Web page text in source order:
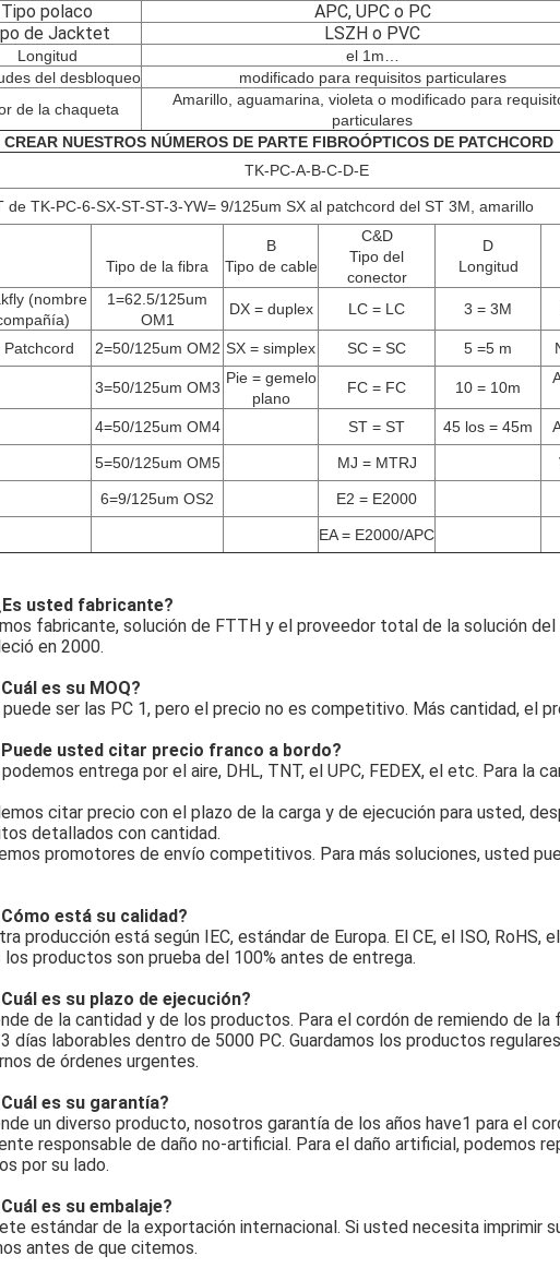
Tipo polaco
APC, UPC o PC
de Jacktet
LSZH o PVC
Longitud
el 1m…
del desbloqueo
modificado para requisitos particulares
de la chaqueta
Amarillo, aguamarina, violeta o modificado para
particulares
NUESTROS NÚMEROS DE PARTE FIBROÓPTICOS DE PATCHCORD
TK-PC-A-B-C-D-E
de TK-PC-6-SX-ST-ST-3-YW= 9/125um SX al patchcord del ST 3M, amarillo
Tipo de la fibra
B
Tipo de cable
C&D
Tipo del
conector
D
Longitud
(nombre
1=62.5/125um
OM1
DX = duplex LC = LC 3 = 3M
Patchcord 2=50/125um OM2 SX = simplex SC = SC 5 =5 m
3=50/125um OM3
Pie = gemelo
plano
FC = FC 10 = 10m
4=50/125um OM4
ST = ST 45 los = 45m
5=50/125um OM5 MJ = MTRJ
6=9/125um OS2 E2 = E2000
EA = E2000/APC
usted fabricante?
fabricante, solución de FTTH y el proveedor total de la solución del
en 2000.
es su MOQ?
puede ser las PC 1, pero el precio no es competitivo. Más cantidad, el
usted citar precio franco a bordo?
podemos entrega por el aire, DHL, TNT, el UPC, FEDEX, el etc. Para la
citar precio con el plazo de la carga y de ejecución para usted,
detallados con cantidad.
promotores de envío competitivos. Para más soluciones, usted
está su calidad?
producción está según IEC, estándar de Europa. El CE, el ISO, RoHS,
los productos son prueba del 100% antes de entrega.
es su plazo de ejecución?
de la cantidad y de los productos. Para el cordón de remiendo de
días laborables dentro de 5000 PC. Guardamos los productos
de órdenes urgentes.
es su garantía?
un diverso producto, nosotros garantía de los años have1 para el
responsable de daño no-artificial. Para el daño artificial, podemos
por su lado.
es su embalaje?
estándar de la exportación internacional. Si usted necesita imprimir
antes de que citemos.